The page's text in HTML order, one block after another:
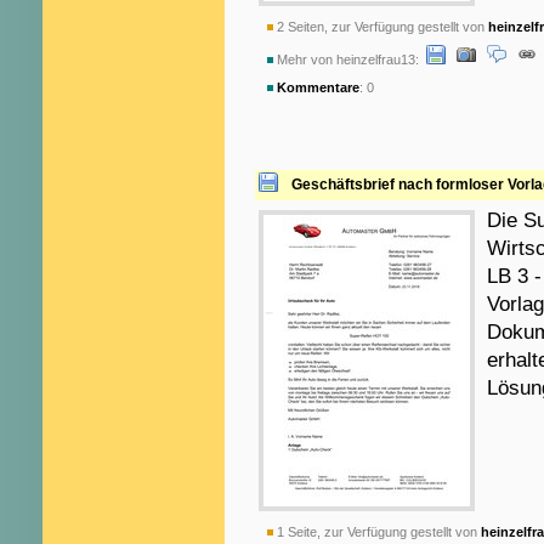
2 Seiten, zur Verfügung gestellt von
Mehr von heinzelfrau13:
Kommentare: 0
Geschäftsbrief nach formloser
Die
LB 3
1 Seite, zur Verfügung gestellt von